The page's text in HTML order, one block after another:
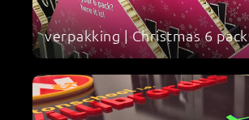
verpakking | Christmas 6 pack